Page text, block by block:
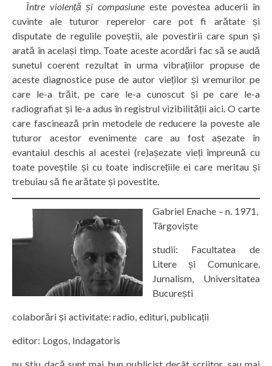
Între violență și compasiune este povestea aducerii în
cuvinte ale tuturor reperelor care pot fi arătate și
disputate de regulile poveștii, ale povestirii care spun și
arată în același timp. Toate aceste acordări fac să se audă
sunetul coerent rezultat în urma vibrațiilor propuse de
aceste diagnostice puse de autor vieților și vremurilor pe
care le-a trăit, pe care le-a cunoscut și pe care le-a
radiografiat și le-a adus în registrul vizibilității aici. O carte
care fascinează prin metodele de reducere la poveste ale
tuturor acestor evenimente care au fost așezate în
evantaiul deschis al acestei (re)așezate vieți împreună cu
toate poveștile și cu toate indiscrețiile ei care meritau și
trebuiau să fie arătate și povestite.
Gabriel Enache – n. 1971,
Târgoviște
studii: Facultatea de
Litere și Comunicare,
Jurnalism, Universitatea
București
colaborări și activitate: radio, edituri, publicații
editor: Logos, Indagatoris